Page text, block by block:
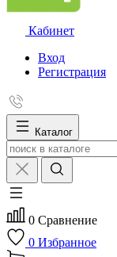
Кабинет
Вход
Регистрация
Каталог
0 Сравнение
0 Избранное